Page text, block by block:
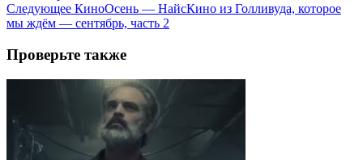
Следующее КиноОсень — НайсКино из Голливуда, которое
мы ждём — сентябрь, часть 2
Проверьте также